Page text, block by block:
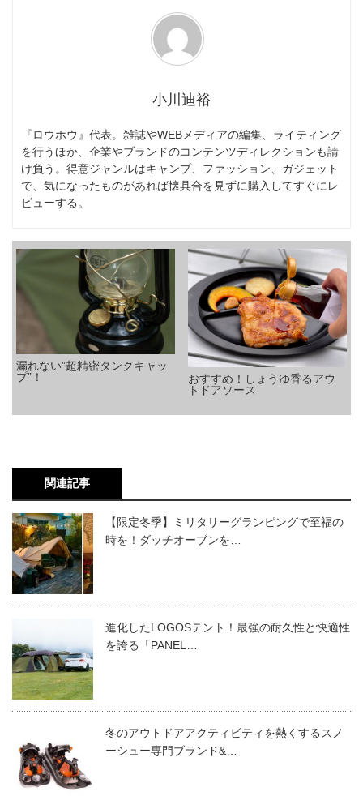
小川迪裕
『ロウホウ』代表。雑誌やWEBメディアの編集、ライティング
を行うほか、企業やブランドのコンテンツディレクションも請
け負う。得意ジャンルはキャンプ、ファッション、ガジェット
で、気になったものがあれば懐具合を見ずに購入してすぐにレ
ビューする。
漏れない”超精密タンクキャッ
プ”！
おすすめ！しょうゆ香るアウ
トドアソース
関連記事
【限定冬季】ミリタリーグランピングで至福の
時を！ダッチオーブンを…
進化したLOGOSテント！最強の耐久性と快適性
を誇る「PANEL…
冬のアウトドアアクティビティを熱くするスノ
ーシュー専門ブランド&…